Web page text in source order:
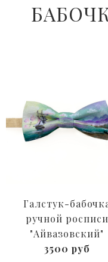
Галстук-
ручной росписи
"Айвазовский"
3500 руб